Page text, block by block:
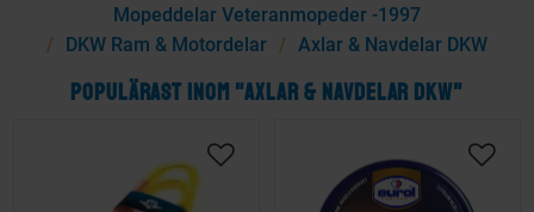
Mopeddelar Veteranmopeder -1997
DKW Ram & Motordelar
Axlar & Navdelar DKW
POPULÄRAST INOM "AXLAR & NAVDELAR DKW"